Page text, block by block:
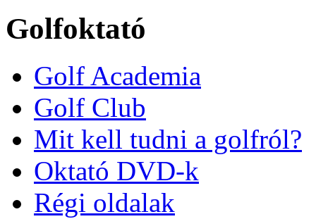
Golfoktató
Golf Academia
Golf Club
Mit kell tudni a golfról?
Oktató DVD-k
Régi oldalak